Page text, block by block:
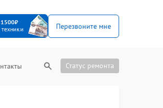
1500₽
техники
Перезвоните мне
Статус ремонта